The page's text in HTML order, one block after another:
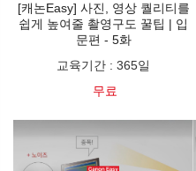
[캐논Easy] 사진, 영상 퀄리티를
쉽게 높여줄 촬영구도 꿀팁 | 입
문편 - 5화
교육기간 : 365일
무료